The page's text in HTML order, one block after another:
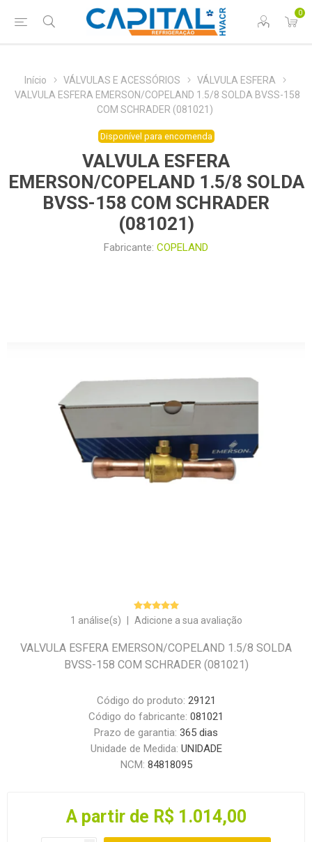
0
Início VÁLVULAS E ACESSÓRIOS
VÁLVULA ESFERA
VALVULA ESFERA EMERSON/COPELAND 1.5/8 SOLDA BVSS-158
COM SCHRADER (081021)
Disponível para encomenda
VALVULA ESFERA
EMERSON/COPELAND 1.5/8 SOLDA
BVSS-158 COM SCHRADER
(081021)
Fabricante: COPELAND
1 análise(s) Adicione a sua avaliação
VALVULA ESFERA EMERSON/COPELAND 1.5/8 SOLDA
BVSS-158 COM SCHRADER (081021)
Código do produto: 29121
Código do fabricante: 081021
Prazo de garantia: 365 dias
Unidade de Medida: UNIDADE
NCM: 84818095
A partir de R$ 1.014,00